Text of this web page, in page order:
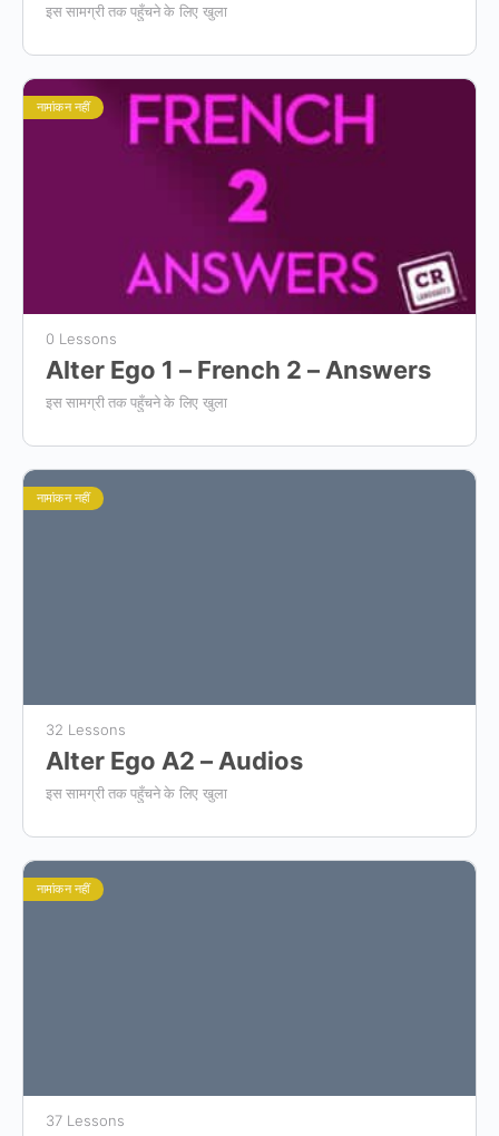
इस सामग्री तक पहुँचने के लिए खुला
नामांकन नहीं
0 Lessons
Alter Ego 1 – French 2 – Answers
इस सामग्री तक पहुँचने के लिए खुला
नामांकन नहीं
32 Lessons
Alter Ego A2 – Audios
इस सामग्री तक पहुँचने के लिए खुला
नामांकन नहीं
37 Lessons